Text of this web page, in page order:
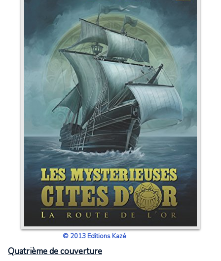
© 2013 Editions Kazé
Quatrième de couverture